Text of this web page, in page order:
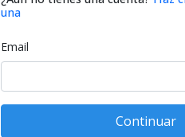
una
Email
Continuar